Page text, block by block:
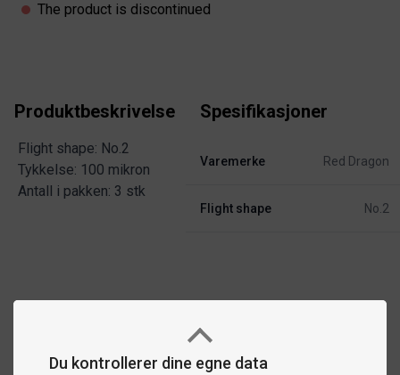
Du kontrollerer dine egne data
The product is discontinued
Produktbeskrivelse
Flight shape: No.2
Tykkelse: 100 mikron
Antall i pakken: 3 stk
Spesifikasjoner
Varemerke Red Dragon
Flight shape No.2